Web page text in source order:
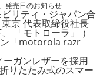
発売日のお知らせ
リティ・ジャパン合
京 代表取締役社長
「モトローラ」 ）
「motorola razr
ガンレザーを採用
りたたみ式のスマー